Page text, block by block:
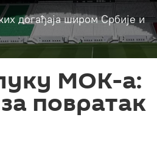
догађаја широм Србије и
МОК-а:
повратак